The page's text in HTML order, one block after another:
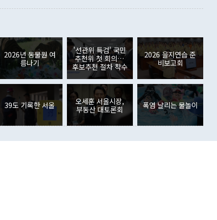
사후 브리핑에서 정 장관이 언급한 '4자 회담'에 대해 "이상
블라디보스토크에서 열리는 '동방경제포럼(EEF)'을 언급하
에서 (참석을) 검토하고 있다"고 발언한 데 대해서도 조 장관
교부의 몫"이라며 "아직 거기까지 진도가 나가지 않았다"고
관이 이날 소개한 대북 구상과 설명은 정부 내 조율을 거치지
서 문제가 있다. 특히 주적 표현 대체와 국호 사용, 9·19 군
4자회담 추진 등은 통일부 장관이 결정할 사안이 아니어서 월
이 나오고 있다. 이 대통령은 정 장관의 업무보고를 듣고 난
보고에 발표했다고 승인난 건 아니다"라고 재차 확인했다. 정
은 "정 장관의 발언 내용은 대부분 국가안전보장회의(NSC)
된 사안이 아닌 정 장관의 개인적 생각에 가깝다"며 "안보 관
정부의 공식 정책이 아닌 사안을 추진하겠다고 업무보고를
면전에서 '국군통수권자가 나서야 한다'고 주장한 것은 심각
늘어난 데다 전월 분기배당에 따른 기저효과로 배당지급이
(369억9000만달러)을 넘어선 것이다. 직접투자에서는 내국
가 80억1000만달러, 외국인의 국내투자가 46억3000만달러
. 증권투자에서는 외국인의 국내 주식 매도세가 이어졌다. 외
식 투자는 차익실현 매도 등의 영향으로 316억1000만달러
(-310억5000만달러)에 이어 역대 최대 순매도 기록을 다시
인의 국내 채권투자는 세계국채지수(WGBI) 자금 유입에도
래 영향으로 증가 폭이 줄어든 52억9000만달러를 기록했
해외 증권투자는 주식을 중심으로 35억6000만달러 증가했
2026년 동물원 여
름나기
'선관위 특검' 국민
추천위 첫 회의…
후보추천 절차 착수
2026 을지연습 준
비보고회
39도 기록한 서울
오세훈 서울시장,
부동산 대토론회
폭염 날리는 물놀이